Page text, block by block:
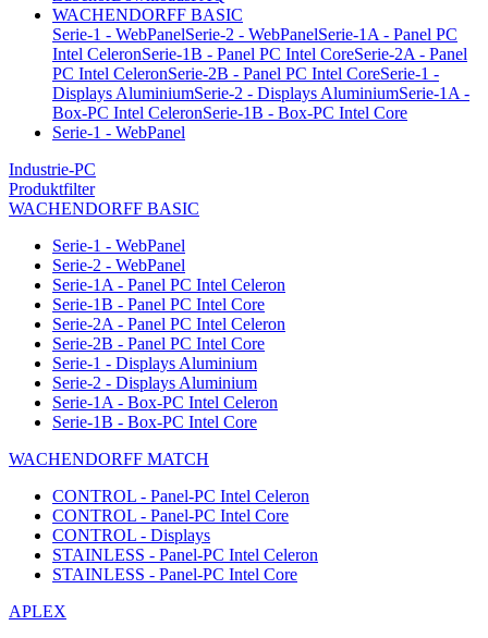
WACHENDORFF BASIC
Serie-1 - WebPanelSerie-2 - WebPanelSerie-1A - Panel PC
Intel CeleronSerie-1B - Panel PC Intel CoreSerie-2A - Panel
PC Intel CeleronSerie-2B - Panel PC Intel CoreSerie-1 -
Displays AluminiumSerie-2 - Displays AluminiumSerie-1A -
Box-PC Intel CeleronSerie-1B - Box-PC Intel Core
Serie-1 - WebPanel
Industrie-PC
Produktfilter
WACHENDORFF BASIC
Serie-1 - WebPanel
Serie-2 - WebPanel
Serie-1A - Panel PC Intel Celeron
Serie-1B - Panel PC Intel Core
Serie-2A - Panel PC Intel Celeron
Serie-2B - Panel PC Intel Core
Serie-1 - Displays Aluminium
Serie-2 - Displays Aluminium
Serie-1A - Box-PC Intel Celeron
Serie-1B - Box-PC Intel Core
WACHENDORFF MATCH
CONTROL - Panel-PC Intel Celeron
CONTROL - Panel-PC Intel Core
CONTROL - Displays
STAINLESS - Panel-PC Intel Celeron
STAINLESS - Panel-PC Intel Core
APLEX